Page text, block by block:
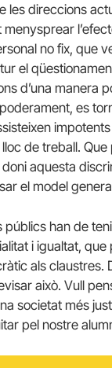
les direccions
no fix, que
el
d’una manera
es
impotents
de treball.
aquesta
el model
públics han de
i igualtat, que
als claustres.
això. Vull
societat més
pel nostre